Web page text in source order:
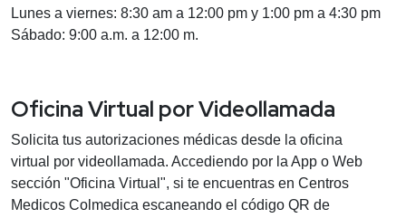
Lunes a viernes: 8:30 am a 12:00 pm y 1:00 pm a 4:30 pm
Sábado: 9:00 a.m. a 12:00 m.
Oficina Virtual por Videollamada
Solicita tus autorizaciones médicas desde la oficina
virtual por videollamada. Accediendo por la App o Web
sección "Oficina Virtual", si te encuentras en Centros
Medicos Colmedica escaneando el código QR de